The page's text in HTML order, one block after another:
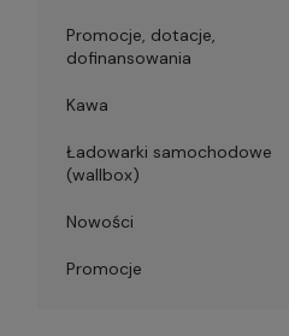
Promocje, dotacje,
dofinansowania
Kawa
Ładowarki samochodowe
(wallbox)
Nowości
Promocje